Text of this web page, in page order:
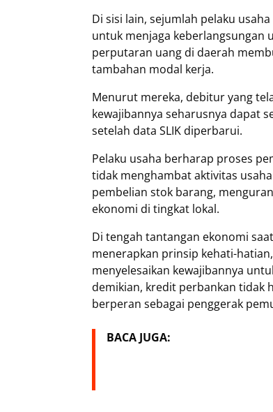
Di sisi lain, sejumlah pelaku
untuk menjaga keberlangsungan
perputaran uang di daerah
tambahan modal kerja.
Menurut mereka, debitur yang
kewajibannya seharusnya dapat
setelah data SLIK diperbarui.
Pelaku usaha berharap proses
tidak menghambat aktivitas
pembelian stok barang,
ekonomi di tingkat lokal.
Di tengah tantangan ekonomi
menerapkan prinsip kehati-
menyelesaikan kewajibannya
demikian, kredit perbankan tidak
berperan sebagai penggerak
BACA JUGA: